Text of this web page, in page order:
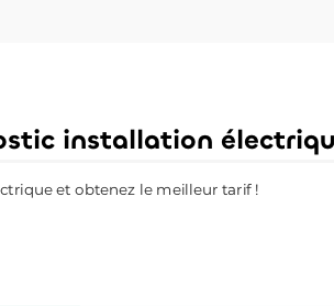
installation
et obtenez le meilleur tarif !